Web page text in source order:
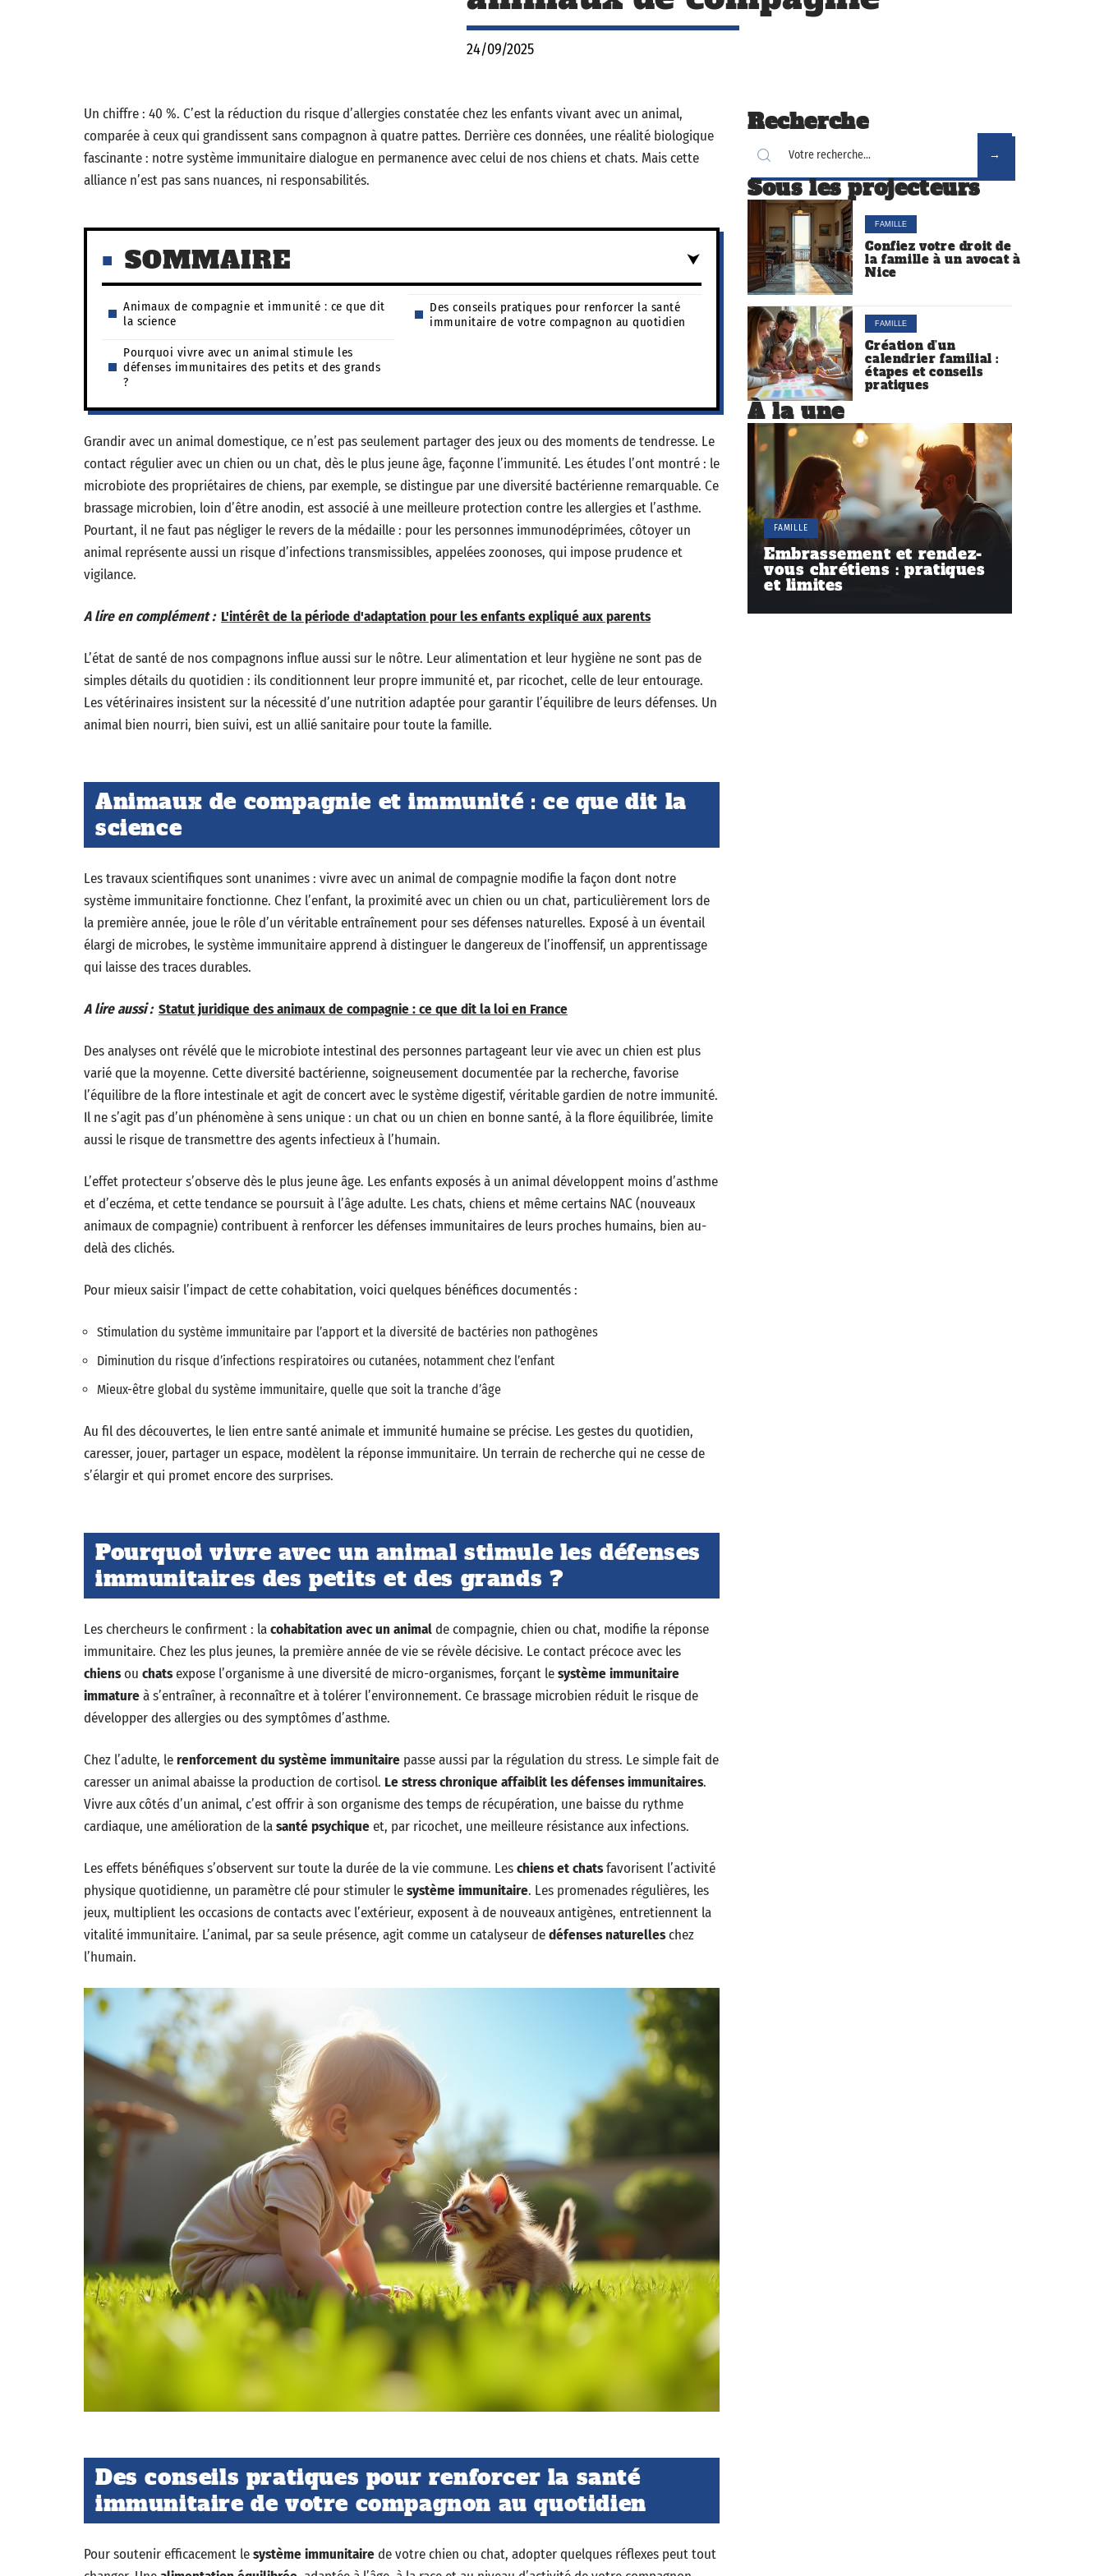
24/09/2025
Un chiffre : 40 %. C’est la réduction du risque d’allergies constatée chez les enfants vivant avec un animal,
comparée à ceux qui grandissent sans compagnon à quatre pattes. Derrière ces données, une réalité biologique
fascinante : notre système immunitaire dialogue en permanence avec celui de nos chiens et chats. Mais cette
alliance n’est pas sans nuances, ni responsabilités.
SOMMAIRE
Animaux de compagnie et immunité : ce que dit
la science
Pourquoi vivre avec un animal stimule les
défenses immunitaires des petits et des grands
?
Des conseils pratiques pour renforcer la santé
immunitaire de votre compagnon au quotidien
Grandir avec un animal domestique, ce n’est pas seulement partager des jeux ou des moments de tendresse. Le
contact régulier avec un chien ou un chat, dès le plus jeune âge, façonne l’immunité. Les études l’ont montré : le
microbiote des propriétaires de chiens, par exemple, se distingue par une diversité bactérienne remarquable. Ce
brassage microbien, loin d’être anodin, est associé à une meilleure protection contre les allergies et l’asthme.
Pourtant, il ne faut pas négliger le revers de la médaille : pour les personnes immunodéprimées, côtoyer un
animal représente aussi un risque d’infections transmissibles, appelées zoonoses, qui impose prudence et
vigilance.
A lire en complément : L'intérêt de la période d'adaptation pour les enfants expliqué aux parents
L’état de santé de nos compagnons influe aussi sur le nôtre. Leur alimentation et leur hygiène ne sont pas de
simples détails du quotidien : ils conditionnent leur propre immunité et, par ricochet, celle de leur entourage.
Les vétérinaires insistent sur la nécessité d’une nutrition adaptée pour garantir l’équilibre de leurs défenses. Un
animal bien nourri, bien suivi, est un allié sanitaire pour toute la famille.
Animaux de compagnie et immunité : ce que dit la
science
Les travaux scientifiques sont unanimes : vivre avec un animal de compagnie modifie la façon dont notre
système immunitaire fonctionne. Chez l’enfant, la proximité avec un chien ou un chat, particulièrement lors de
la première année, joue le rôle d’un véritable entraînement pour ses défenses naturelles. Exposé à un éventail
élargi de microbes, le système immunitaire apprend à distinguer le dangereux de l’inoffensif, un apprentissage
qui laisse des traces durables.
A lire aussi : Statut juridique des animaux de compagnie : ce que dit la loi en France
Des analyses ont révélé que le microbiote intestinal des personnes partageant leur vie avec un chien est plus
varié que la moyenne. Cette diversité bactérienne, soigneusement documentée par la recherche, favorise
l’équilibre de la flore intestinale et agit de concert avec le système digestif, véritable gardien de notre immunité.
Il ne s’agit pas d’un phénomène à sens unique : un chat ou un chien en bonne santé, à la flore équilibrée, limite
aussi le risque de transmettre des agents infectieux à l’humain.
L’effet protecteur s’observe dès le plus jeune âge. Les enfants exposés à un animal développent moins d’asthme
et d’eczéma, et cette tendance se poursuit à l’âge adulte. Les chats, chiens et même certains NAC (nouveaux
animaux de compagnie) contribuent à renforcer les défenses immunitaires de leurs proches humains, bien au-
delà des clichés.
Pour mieux saisir l’impact de cette cohabitation, voici quelques bénéfices documentés :
Stimulation du système immunitaire par l’apport et la diversité de bactéries non pathogènes
Diminution du risque d’infections respiratoires ou cutanées, notamment chez l’enfant
Mieux-être global du système immunitaire, quelle que soit la tranche d’âge
Au fil des découvertes, le lien entre santé animale et immunité humaine se précise. Les gestes du quotidien,
caresser, jouer, partager un espace, modèlent la réponse immunitaire. Un terrain de recherche qui ne cesse de
s’élargir et qui promet encore des surprises.
Pourquoi vivre avec un animal stimule les défenses
immunitaires des petits et des grands ?
Les chercheurs le confirment : lacohabitation avec un animalde compagnie, chien ou chat, modifie la réponse
immunitaire. Chez les plus jeunes, la première année de vie se révèle décisive. Le contact précoce avec les
chiensou chatsexpose l’organisme à une diversité de micro-organismes, forçant lesystème immunitaire
immatureà s’entraîner, à reconnaître et à tolérer l’environnement. Ce brassage microbien réduit le risque de
développer des allergies ou des symptômes d’asthme.
Chez l’adulte, lerenforcement du système immunitaire passe aussi par la régulation du stress. Le simple fait de
caresser un animal abaisse la production de cortisol. Le stress chronique affaiblit les défenses immunitaires.
Vivre aux côtés d’un animal, c’est offrir à son organisme des temps de récupération, une baisse du rythme
cardiaque, une amélioration de lasanté psychiqueet, par ricochet, une meilleure résistance aux infections.
Les effets bénéfiques s’observent sur toute la durée de la vie commune. Leschiens et chatsfavorisent l’activité
physique quotidienne, un paramètre clé pour stimuler lesystème immunitaire. Les promenades régulières, les
jeux, multiplient les occasions de contacts avec l’extérieur, exposent à de nouveaux antigènes, entretiennent la
vitalité immunitaire. L’animal, par sa seule présence, agit comme un catalyseur dedéfenses naturelleschez
l’humain.
Des conseils pratiques pour renforcer la santé
immunitaire de votre compagnon au quotidien
Pour soutenir efficacement lesystème immunitairede votre chien ou chat, adopter quelques réflexes peut tout
Recherche
Sous les projecteurs
FAMILLE
Confiez votre droit de
la famille à un avocat à
Nice
FAMILLE
Création d’un
calendrier familial :
étapes et conseils
pratiques
À la une
FAMILLE
Embrassement et rendez-
vous chrétiens : pratiques
et limites